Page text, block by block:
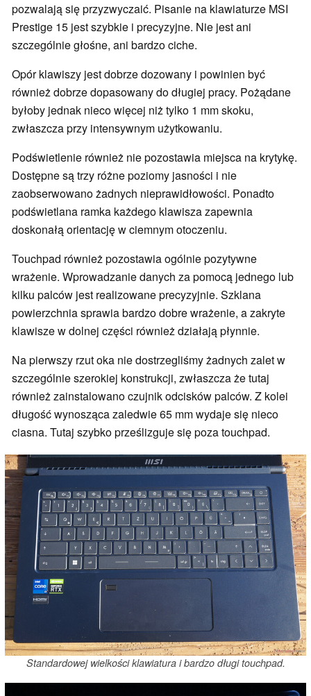
pozwalają się przyzwyczaić. Pisanie na klawiaturze MSI
Prestige 15 jest szybkie i precyzyjne. Nie jest ani
szczególnie głośne, ani bardzo ciche.
Opór klawiszy jest dobrze dozowany i powinien być
również dobrze dopasowany do długiej pracy. Pożądane
byłoby jednak nieco więcej niż tylko 1 mm skoku,
zwłaszcza przy intensywnym użytkowaniu.
Podświetlenie również nie pozostawia miejsca na krytykę.
Dostępne są trzy różne poziomy jasności i nie
zaobserwowano żadnych nieprawidłowości. Ponadto
podświetlana ramka każdego klawisza zapewnia
doskonałą orientację w ciemnym otoczeniu.
Touchpad również pozostawia ogólnie pozytywne
wrażenie. Wprowadzanie danych za pomocą jednego lub
kilku palców jest realizowane precyzyjnie. Szklana
powierzchnia sprawia bardzo dobre wrażenie, a zakryte
klawisze w dolnej części również działają płynnie.
Na pierwszy rzut oka nie dostrzegliśmy żadnych zalet w
szczególnie szerokiej konstrukcji, zwłaszcza że tutaj
również zainstalowano czujnik odcisków palców. Z kolei
długość wynosząca zaledwie 65 mm wydaje się nieco
ciasna. Tutaj szybko prześlizguje się poza touchpad.
Standardowej wielkości klawiatura i bardzo długi touchpad.